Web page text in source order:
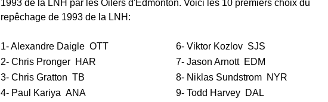
1993 de la LNH par les Oilers d'Edmonton. Voici les 10 premiers choix du
repêchage de 1993 de la LNH:
1-Alexandre Daigle OTT
2- Chris Pronger HAR
3- Chris Gratton TB
4- Paul Kariya ANA
6-Viktor Kozlov SJS
7- Jason Arnott EDM
8- Niklas Sundstrom NYR
9-Todd Harvey DAL